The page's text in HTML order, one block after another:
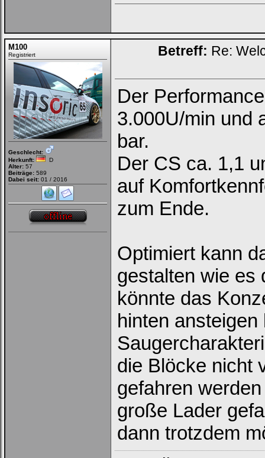
M100
Registriert
Geschlecht:
Herkunft:
D
Alter: 57
Beiträge: 589
Dabei seit: 01 / 2016
Betreff: Re:
Der
3.000U/min und
bar.
Der CS ca. 1,1
auf
zum Ende.
Optimiert kann
gestalten wie es
könnte das
hinten
die Blöcke nicht
gefahren
große Lader
dann trotzdem